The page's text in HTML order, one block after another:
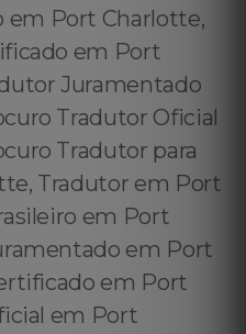
em Port Charlotte,
em Port
Juramentado
Tradutor Oficial
Tradutor para
Tradutor em Port
em Port
em Port
em Port
em Port